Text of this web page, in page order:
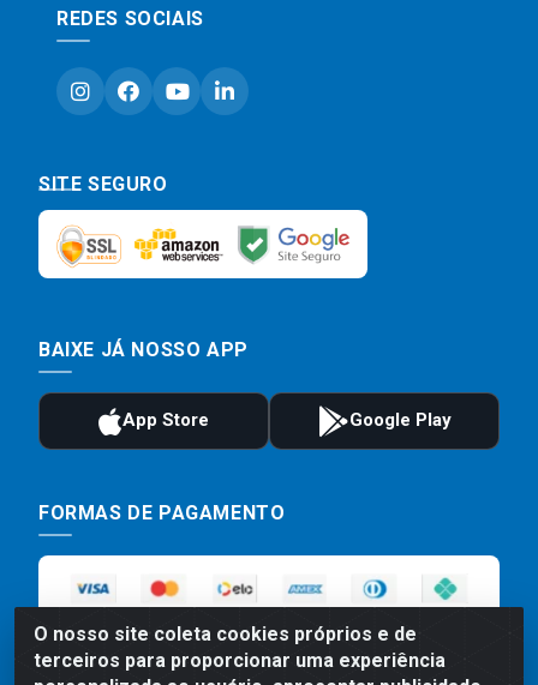
O nosso site coleta cookies próprios e de
terceiros para proporcionar uma experiência
REDES SOCIAIS
SITE SEGURO
BAIXE JÁ NOSSO APP
FORMAS DE PAGAMENTO